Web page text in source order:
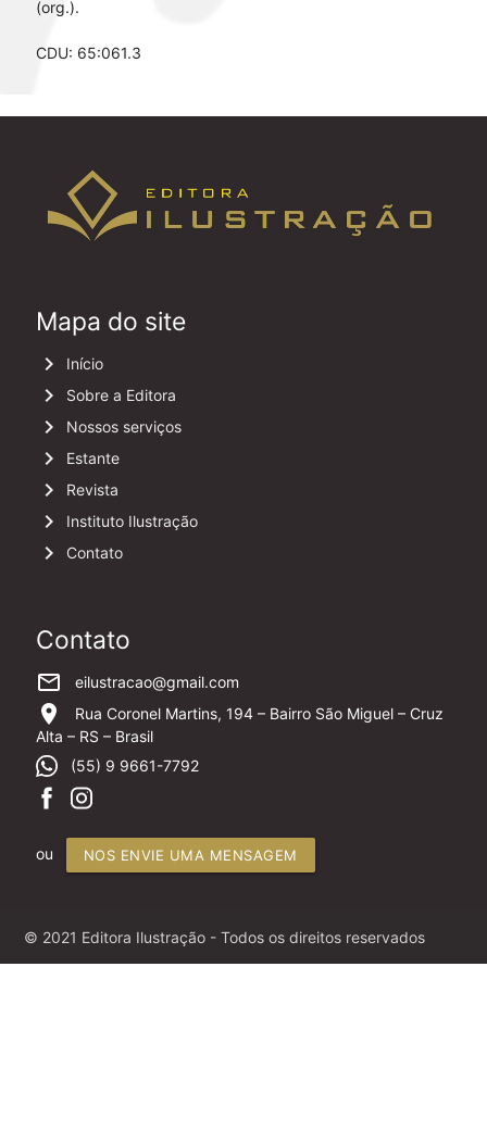
(org.).
CDU: 65:061.3
Mapa do site
keyboard_arrow_right Início
keyboard_arrow_right Sobre a Editora
keyboard_arrow_right Nossos serviços
keyboard_arrow_right Estante
keyboard_arrow_right Revista
keyboard_arrow_right Instituto Ilustração
keyboard_arrow_right Contato
Contato
mail_outline eilustracao@gmail.com
location_on
Rua Coronel Martins, 194 – Bairro São Miguel – Cruz
Alta – RS – Brasil
(55) 9 9661-7792
ou NOS ENVIE UMA MENSAGEM
© 2021 Editora Ilustração - Todos os direitos reservados